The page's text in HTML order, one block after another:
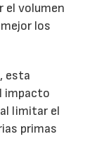
el volumen
los
esta
impacto
limitar el
primas